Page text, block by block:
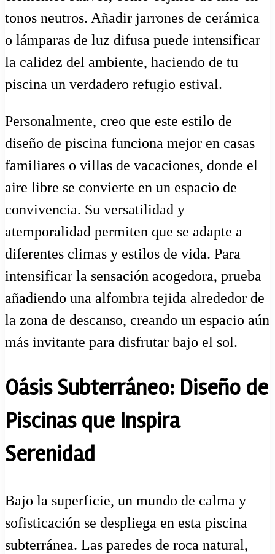
tonos neutros. Añadir jarrones de cerámica
o lámparas de luz difusa puede intensificar
la calidez del ambiente, haciendo de tu
piscina un verdadero refugio estival.
Personalmente, creo que este estilo de
diseño de piscina funciona mejor en casas
familiares o villas de vacaciones, donde el
aire libre se convierte en un espacio de
convivencia. Su versatilidad y
atemporalidad permiten que se adapte a
diferentes climas y estilos de vida. Para
intensificar la sensación acogedora, prueba
añadiendo una alfombra tejida alrededor de
la zona de descanso, creando un espacio aún
más invitante para disfrutar bajo el sol.
Oásis Subterráneo: Diseño de
Piscinas que Inspira
Serenidad
Bajo la superficie, un mundo de calma y
sofisticación se despliega en esta piscina
subterránea. Las paredes de roca natural,